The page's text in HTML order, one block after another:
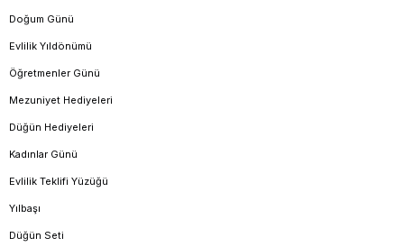
Doğum Günü
Evlilik Yıldönümü
Öğretmenler Günü
Mezuniyet Hediyeleri
Düğün Hediyeleri
Kadınlar Günü
Evlilik Teklifi Yüzüğü
Yılbaşı
Düğün Seti